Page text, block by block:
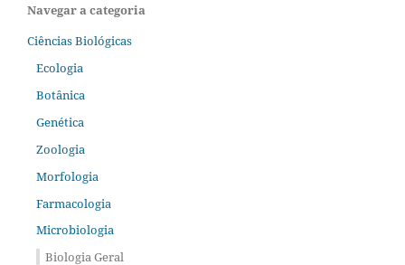
Navegar a categoria
Ciências Biológicas
Ecologia
Botânica
Genética
Zoologia
Morfologia
Farmacologia
Microbiologia
Biologia Geral